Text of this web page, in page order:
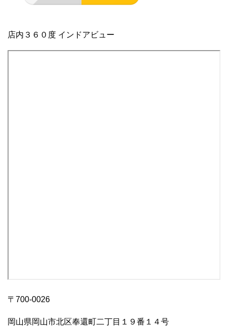
店内３６０度 インドアビュー
〒700-0026
岡山県岡山市北区奉還町二丁目１９番１４号